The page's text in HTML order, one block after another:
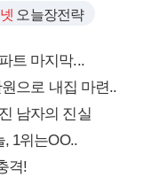
오늘장전략
트 마지막...
으로 내집 마련..
남자의 진실
1위는OO..
격!